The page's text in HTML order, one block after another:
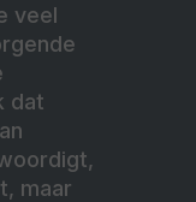
veel
dat
maar